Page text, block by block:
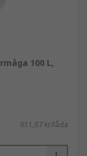
100 L,
811,87 kr/låda